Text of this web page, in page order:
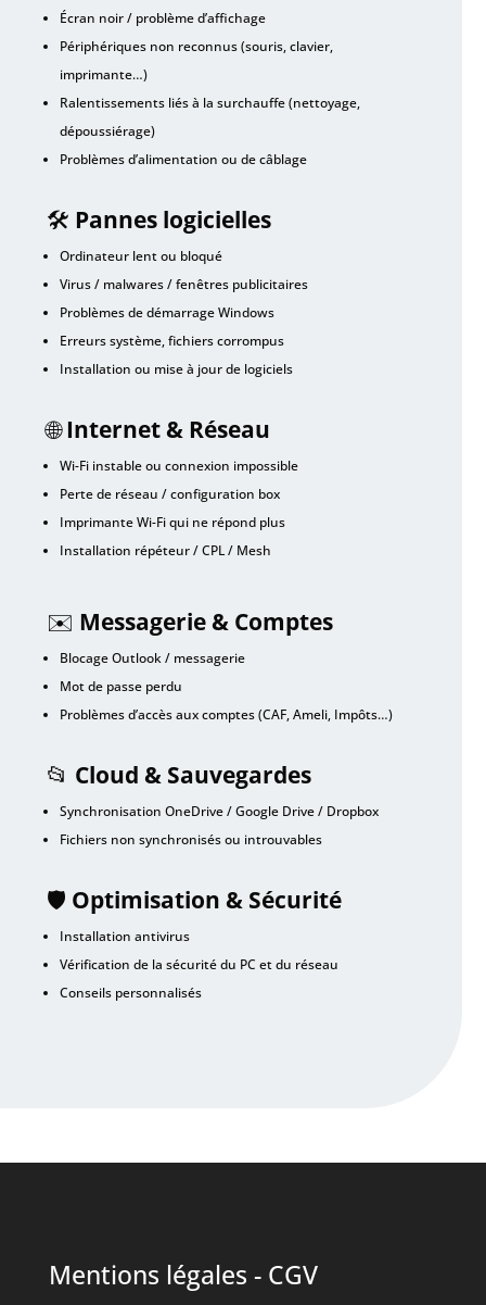
Écran noir / problème d’affichage
Périphériques non reconnus (souris, clavier,
imprimante…)
Ralentissements liés à la surchauffe (nettoyage,
dépoussiérage)
Problèmes d’alimentation ou de câblage
🛠️ Pannes logicielles
Ordinateur lent ou bloqué
Virus / malwares / fenêtres publicitaires
Problèmes de démarrage Windows
Erreurs système, fichiers corrompus
Installation ou mise à jour de logiciels
🌐Internet & Réseau
Wi-Fi instable ou connexion impossible
Perte de réseau / configuration box
Imprimante Wi-Fi qui ne répond plus
Installation répéteur / CPL / Mesh
✉️ Messagerie & Comptes
Blocage Outlook / messagerie
Mot de passe perdu
Problèmes d’accès aux comptes (CAF, Ameli, Impôts…)
📂 Cloud & Sauvegardes
Synchronisation OneDrive / Google Drive / Dropbox
Fichiers non synchronisés ou introuvables
🛡️ Optimisation & Sécurité
Installation antivirus
Vérification de la sécurité du PC et du réseau
Conseils personnalisés
Mentions légales - CGV